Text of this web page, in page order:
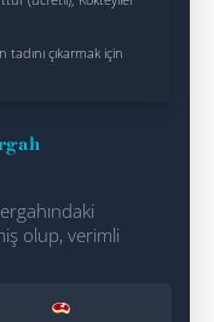
çıkarmak için
olup, verimli